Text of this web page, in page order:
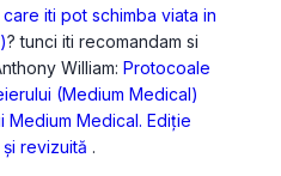
iti pot schimba viata in
? tunci iti recomandam si
William:Protocoale
(Medium Medical)
Medium Medical. Ediție
revizuită .